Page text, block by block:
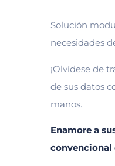
Solución
necesidades
¡Olvídese de
de sus datos
manos.
Enamore a
convencional